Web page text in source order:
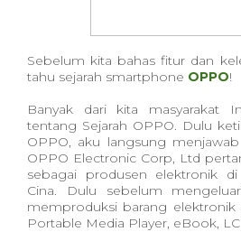
Sebelum kita bahas fitur dan
tahu sejarah smartphone OPPO!
Banyak dari kita masyarakat
tentang Sejarah OPPO. Dulu
OPPO, aku langsung
OPPO Electronic Corp, Ltd
sebagai produsen elektronik
Cina. Dulu sebelum
memproduksi barang elektronik
Portable Media Player, eBook,